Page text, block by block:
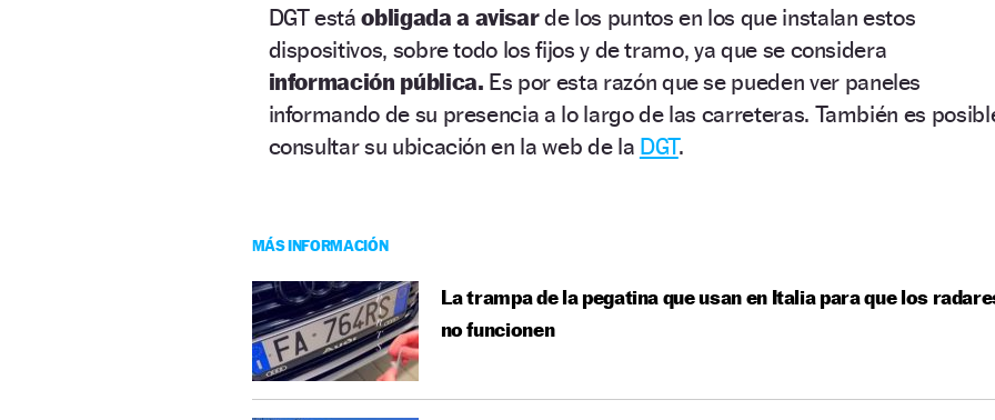
DGT está obligada a avisarde los puntos en los que instalan estos
dispositivos, sobre todo los fijos y de tramo, ya que se considera
información pública. Es por esta razón que se pueden ver paneles
informando de su presencia a lo largo de las carreteras. También es
consultar su ubicación en la web de la DGT.
MÁS INFORMACIÓN
La trampa de la pegatina que usan en Italia para que los
no funcionen